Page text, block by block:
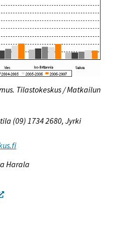
Tilastokeskus / Matkailun
(09) 1734 2680, Jyrki
Harala